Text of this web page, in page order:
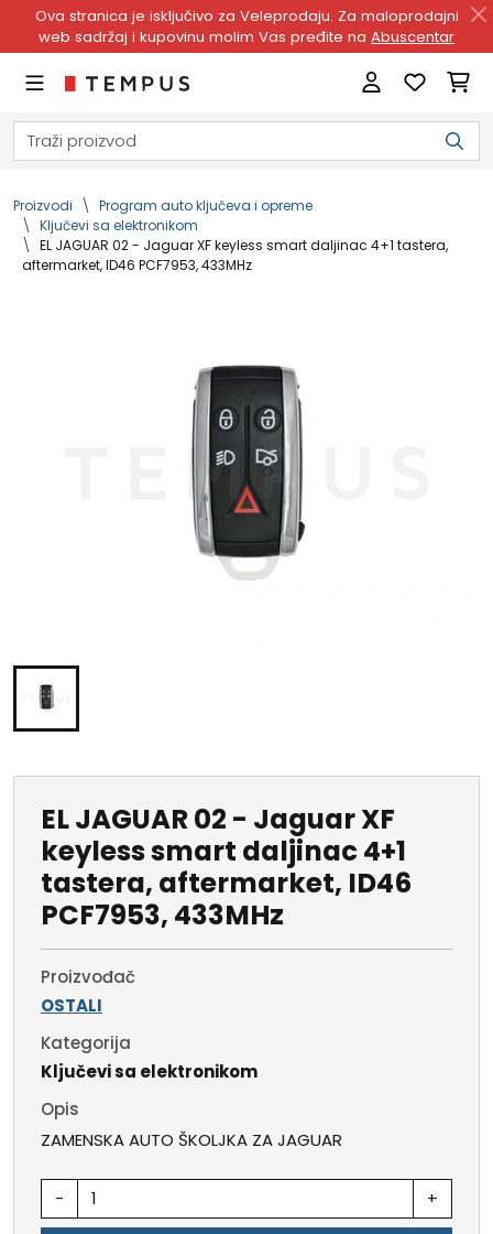
Ova stranica je isključivo za Veleprodaju. Za maloprodajni
web sadržaj i kupovinu molim Vas pređite na Abuscentar
Proizvodi
Program auto ključeva i opreme
Ključevi sa elektronikom
EL JAGUAR 02 - Jaguar XF keyless smart daljinac 4+1 tastera,
aftermarket, ID46 PCF7953, 433MHz
EL JAGUAR 02 - Jaguar XF
keyless smart daljinac 4+1
tastera, aftermarket, ID46
PCF7953, 433MHz
Proizvođač
OSTALI
Kategorija
Ključevi sa elektronikom
Opis
ZAMENSKA AUTO ŠKOLJKA ZA JAGUAR
- +